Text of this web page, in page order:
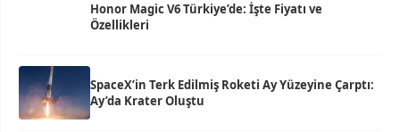
Honor Magic V6 Türkiye’de: İşte Fiyatı ve
Özellikleri
SpaceX’in Terk Edilmiş Roketi Ay Yüzeyine Çarptı:
Ay’da Krater Oluştu